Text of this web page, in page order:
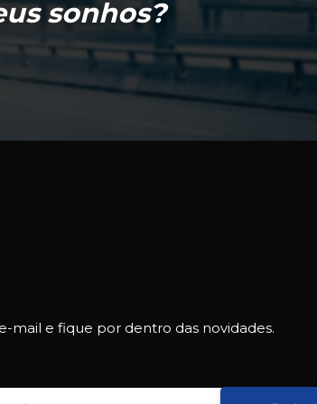
sonhos?
mail e fique por dentro das novidades.